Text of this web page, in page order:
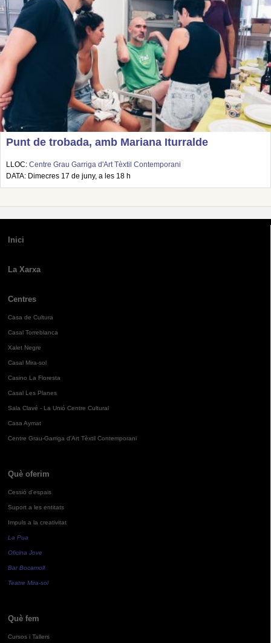
Punt de trobada, amb Mariana Iturralde
LLOC: Centre Grau Garriga d'Art Tèxtil Contemporani
DATA: Dimecres 17 de juny, a les 18 h
Inici
La Xarxa
Centres
Casa de Cultura
Casal Torreblanca
Xalet Negre
Casal Mira-sol
Casino La Floresta
Casal Les Planes
Sala Clavé - La Unió Centre Cultural
Casa Aymat
Centre Grau-Garriga d'Art Tèxtil Contemporani
Què oferim
Cessió d'espais
Suport a les entitats
Impuls a la creativitat
La Pua
Oficina Jove
Bar Bocamoll
Teatre Mira-sol
Què fem
Cursos i Tallers